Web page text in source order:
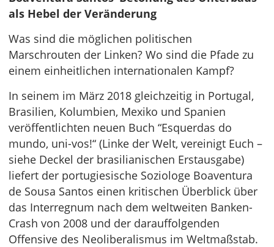
als Hebel der Veränderung
Was sind die möglichen politischen
Marschrouten der Linken? Wo sind die Pfade zu
einem einheitlichen internationalen Kampf?
In seinem im März 2018 gleichzeitig in Portugal,
Brasilien, Kolumbien, Mexiko und Spanien
veröffentlichten neuen Buch “Esquerdas do
mundo, uni-vos!“ (Linke der Welt, vereinigt Euch –
siehe Deckel der brasilianischen Erstausgabe)
liefert der portugiesische Soziologe Boaventura
de Sousa Santos einen kritischen Überblick über
das Interregnum nach dem weltweiten Banken-
Crash von 2008 und der darauffolgenden
Offensive des Neoliberalismus im Weltmaßstab.